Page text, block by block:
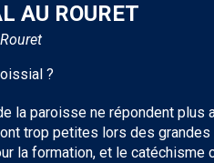
AU ROURET
?
la paroisse ne répondent plus
trop petites lors des
la formation, et le catéchisme